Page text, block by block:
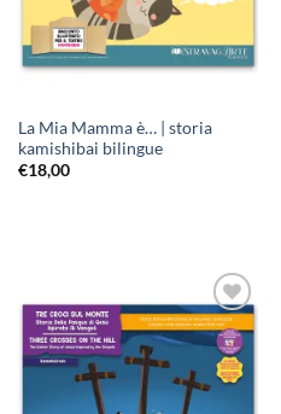
La Mia Mamma è… | storia
kamishibai bilingue
€18,00
Aggiungi
alla lista
dei
desideri